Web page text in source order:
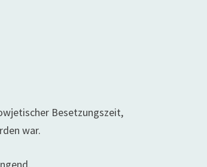
Besetzungszeit,
war.